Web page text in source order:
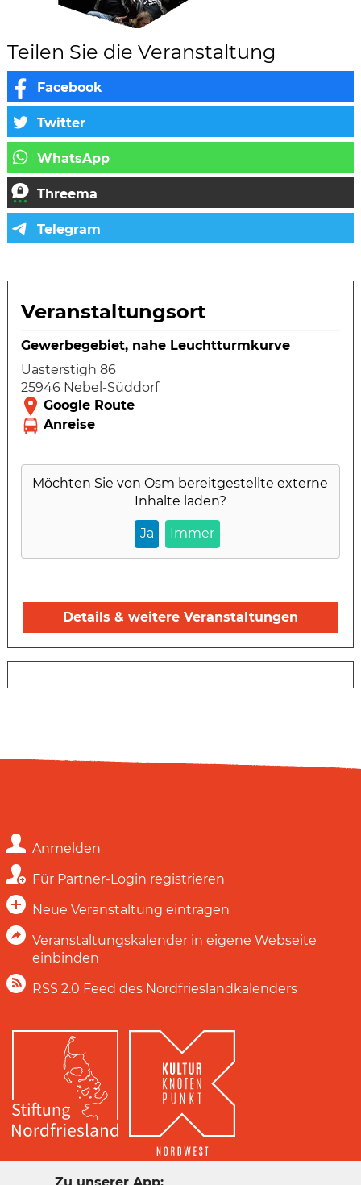
Teilen Sie die Veranstaltung
Veranstaltungsort
Gewerbegebiet, nahe Leuchtturmkurve
Uasterstigh 86
25946 Nebel-Süddorf
Möchten Sie vonOsm bereitgestellte externe
Inhalte laden?
Ja Immer
Details & weitere Veranstaltungen
Anmelden
Für Partner-Login registrieren
Neue Veranstaltung eintragen
Veranstaltungskalender in eigene Webseite
einbinden
RSS 2.0 Feed des Nordfrieslandkalenders